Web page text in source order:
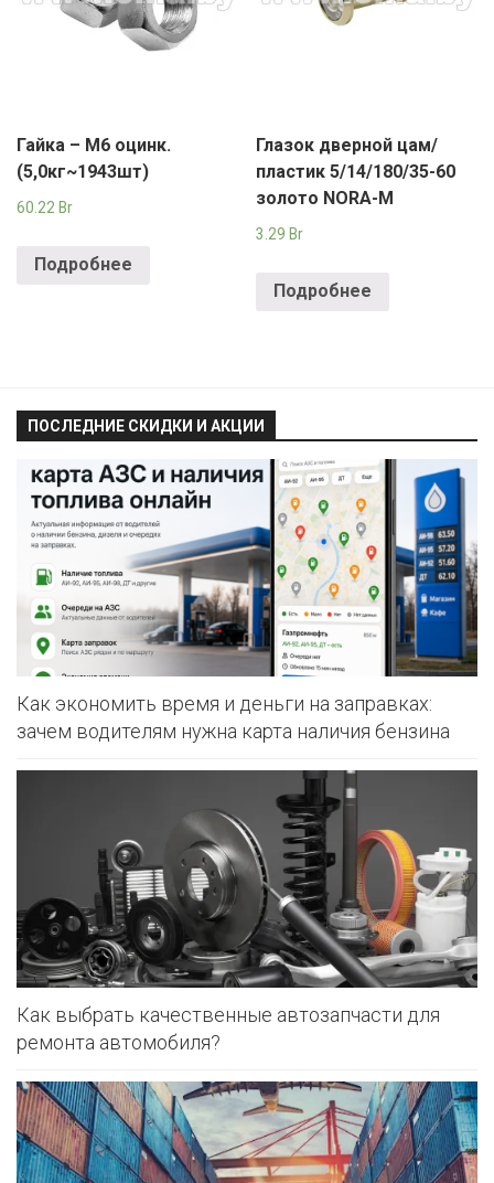
Гайка – М6 оцинк.
(5,0кг~1943шт)
60.22 Br
Подробнее
Глазок дверной цам/
пластик 5/14/180/35-60
золото NORA-M
3.29 Br
Подробнее
ПОСЛЕДНИЕ СКИДКИ И АКЦИИ
Как экономить время и деньги на заправках:
зачем водителям нужна карта наличия бензина
Как выбрать качественные автозапчасти для
ремонта автомобиля?